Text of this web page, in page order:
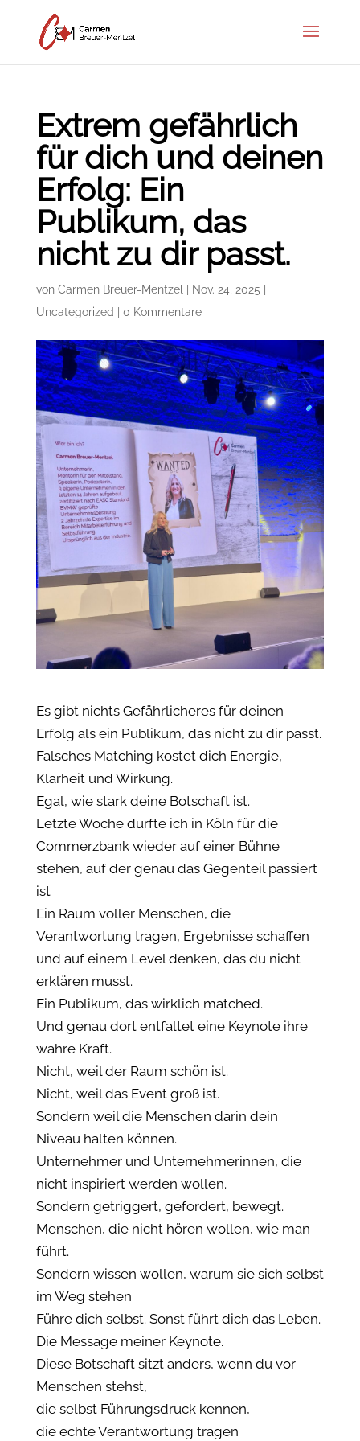
Extrem gefährlich
für dich und deinen
Erfolg: Ein
Publikum, das
nicht zu dir passt.
von Carmen Breuer-Mentzel Nov. 24, 2025
Uncategorized
0 Kommentare
Es gibt nichts Gefährlicheres für deinen
Erfolg als ein Publikum, das nicht zu dir passt.
Falsches Matching kostet dich Energie,
Klarheit und Wirkung.
Egal, wie stark deine Botschaft ist.
Letzte Woche durfte ich in Köln für die
Commerzbank wieder auf einer Bühne
stehen, auf der genau das Gegenteil passiert
ist
Ein Raum voller Menschen, die
Verantwortung tragen, Ergebnisse schaffen
und auf einem Level denken, das du nicht
erklären musst.
Ein Publikum, das wirklich matched.
Und genau dort entfaltet eine Keynote ihre
wahre Kraft.
Nicht, weil der Raum schön ist.
Nicht, weil das Event groß ist.
Sondern weil die Menschen darin dein
Niveau halten können.
Unternehmer und Unternehmerinnen, die
nicht inspiriert werden wollen.
Sondern getriggert, gefordert, bewegt.
Menschen, die nicht hören wollen, wie man
führt.
Sondern wissen wollen, warum sie sich selbst
im Weg stehen
Führe dich selbst. Sonst führt dich das Leben.
Die Message meiner Keynote.
Diese Botschaft sitzt anders, wenn du vor
Menschen stehst,
die selbst Führungsdruck kennen,
die echte Verantwortung tragen